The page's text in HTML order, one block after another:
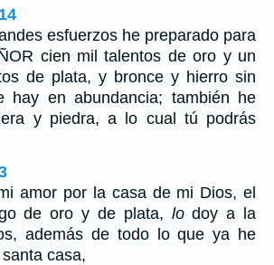
esfuerzos he preparado para
cien mil talentos de oro y un
de plata, y bronce y hierro sin
hay en abundancia; también he
y piedra, a lo cual tú podrás
amor por la casa de mi Dios, el
de oro y de plata, lodoy a la
además de todo lo que ya he
casa,